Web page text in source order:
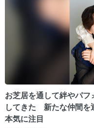
お芝居を通して絆やパ
してきた 新たな仲間を
本気に注目